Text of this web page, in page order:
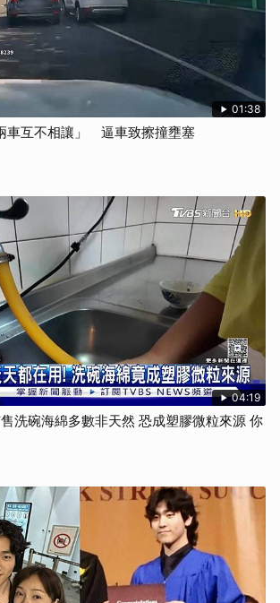
01:38
車互不相讓」 逼車致擦撞壅塞
04:19
洗碗海綿多數非天然 恐成塑膠微粒來源 你